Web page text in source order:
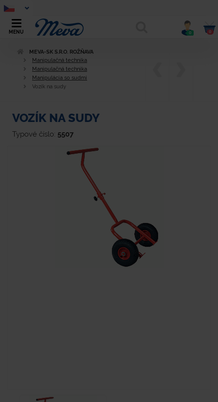
MENU 0 0
MEVA-SK S.R.O. ROŽŇAVA
Manipulačná technika
Manipulačná technika
Manipulácia so sudmi
Vozík na sudy
VOZÍK NA SUDY
Typové číslo: 5507